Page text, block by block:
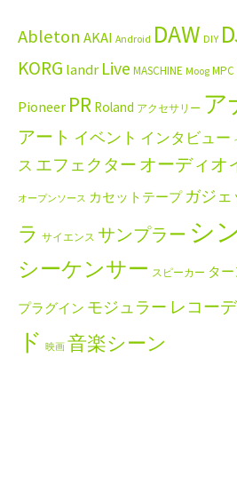
Ableton AKAI Android DAW DIY
KORG landr Live MASCHINE Moog MPC
Pioneer PR Roland アクセサリー ア
アート イベント インタビュー
ス エフェクター オーディオ
オープンソース カセットテープ ガジェ
ラ サイエンス サンプラー シ
シーケンサー スピーカー タ
プラグイン モジュラー レコー
ド 映画 音楽シーン